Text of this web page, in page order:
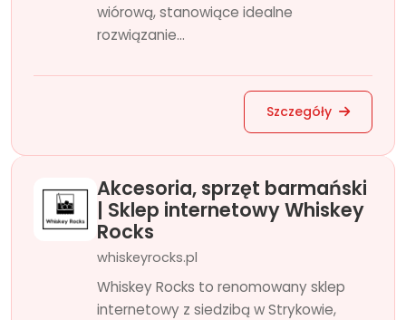
wiórową, stanowiące idealne
rozwiązanie...
Szczegóły
Akcesoria, sprzęt barmański
| Sklep internetowy Whiskey
Rocks
whiskeyrocks.pl
Whiskey Rocks to renomowany sklep
internetowy z siedzibą w Strykowie,